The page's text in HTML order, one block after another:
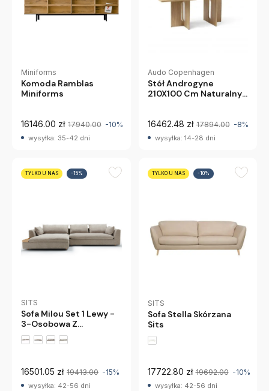
Miniforms
Komoda Ramblas
Miniforms
16146.00 zł 17940.00 -10%
wysyłka: 35-42 dni
Audo Copenhagen
Stół Androgyne
210X100 Cm Naturalny
16462.48 zł 17894.00 -8%
wysyłka: 14-28 dni
TYLKO U NAS -15%
SITS
Sofa Milou Set 1 Lewy -
3-Osobowa Z
Szezlongiem I Tacą Sits
16501.05 zł 19413.00 -15%
wysyłka: 42-56 dni
TYLKO U NAS -10%
SITS
Sofa Stella Skórzana
Sits
17722.80 zł 19692.00 -10%
wysyłka: 42-56 dni